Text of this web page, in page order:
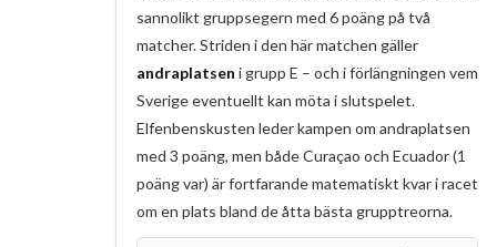
sannolikt gruppsegern med 6 poäng på två
matcher. Striden i den här matchen gäller
andraplatsen i grupp E – och i förlängningen vem
Sverige eventuellt kan möta i slutspelet.
Elfenbenskusten leder kampen om andraplatsen
med 3 poäng, men både Curaçao och Ecuador (1
poäng var) är fortfarande matematiskt kvar i racet
om en plats bland de åtta bästa grupptreorna.